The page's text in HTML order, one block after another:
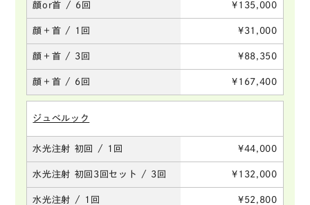
顔or首 / 6回 ¥135,000
顔＋首 / 1回 ¥31,000
顔＋首 / 3回 ¥88,350
顔＋首 / 6回 ¥167,400
ジュべルック
水光注射 初回 / 1回 ¥44,000
水光注射 初回3回セット / 3回 ¥132,000
水光注射 / 1回 ¥52,800